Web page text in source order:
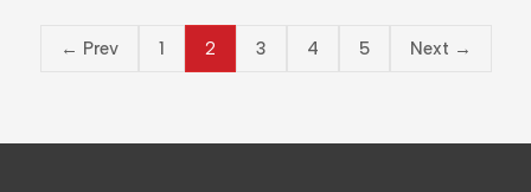
← Prev 1 2 3 4 5 Next →